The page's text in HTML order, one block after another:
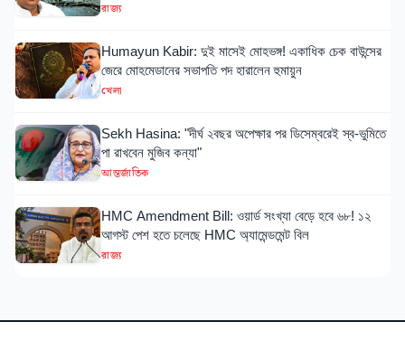
রাজ্য
Humayun Kabir: দুই মাসেই মোহভঙ্গ! একাধিক চেক বাউন্সের
জেরে মোহমেডানের সভাপতি পদ হারালেন হুমায়ুন
খেলা
Sekh Hasina: "দীর্ঘ ২বছর অপেক্ষার পর ডিসেম্বরেই স্ব-ভুমিতে
পা রাখবেন মুজিব কন্যা"
আন্তর্জাতিক
HMC Amendment Bill: ওয়ার্ড সংখ্যা বেড়ে হবে ৬৮! ১২
আগস্ট পেশ হতে চলেছে HMC অ্যামেন্ডমেন্ট বিল
রাজ্য